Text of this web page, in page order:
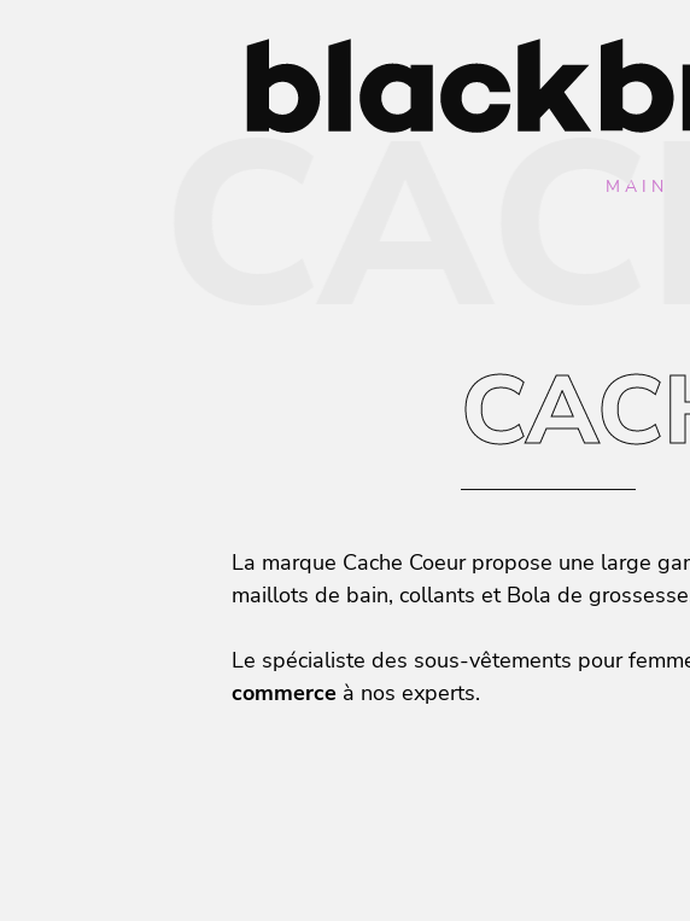
La marque Cache Coeur propose une large
maillots de bain, collants et Bola de
Le spécialiste des sous-vêtements pour
commerce à nos experts.